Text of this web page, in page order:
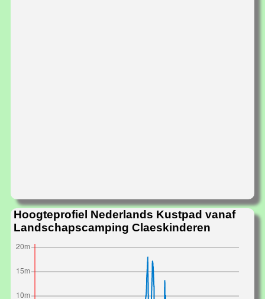
Hoogteprofiel Nederlands Kustpad vanaf
Landschapscamping Claeskinderen